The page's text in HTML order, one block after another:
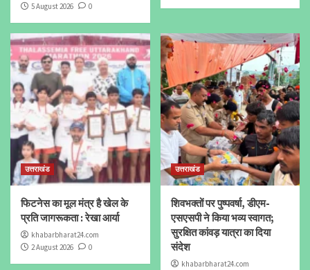
5 August 2026
0
उत्तराखंड
फिटनेस का मूल मंत्र है खेल के
प्रति जागरूकता : रेखा आर्या
khabarbharat24.com
2 August 2026
0
उत्तराखंड
शिवभक्तों पर पुष्पवर्षा, डीएम-
एसएसपी ने किया भव्य स्वागत;
सुरक्षित कांवड़ यात्रा का दिया
संदेश
khabarbharat24.com